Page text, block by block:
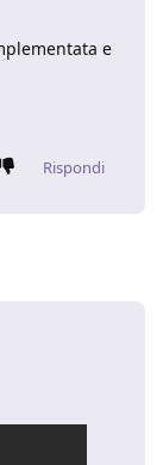
e
Rispondi